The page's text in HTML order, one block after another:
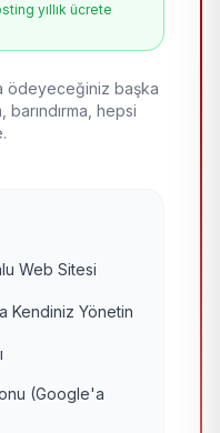
yıllık ücrete
ödeyeceğiniz başka
hepsi
Web Sitesi
Kendiniz Yönetin
(Google'a